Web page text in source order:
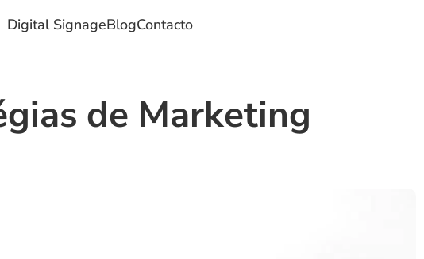
Digital SignageBlogContacto
de Marketing